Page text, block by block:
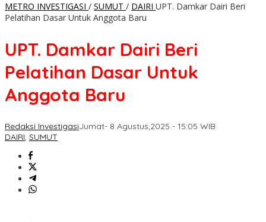
METRO INVESTIGASI / SUMUT / DAIRI UPT. Damkar Dairi Beri
Pelatihan Dasar Untuk Anggota Baru
UPT. Damkar Dairi Beri
Pelatihan Dasar Untuk
Anggota Baru
Redaksi InvestigasiJumat- 8 Agustus,2025 - 15:05 WIB
DAIRI, SUMUT